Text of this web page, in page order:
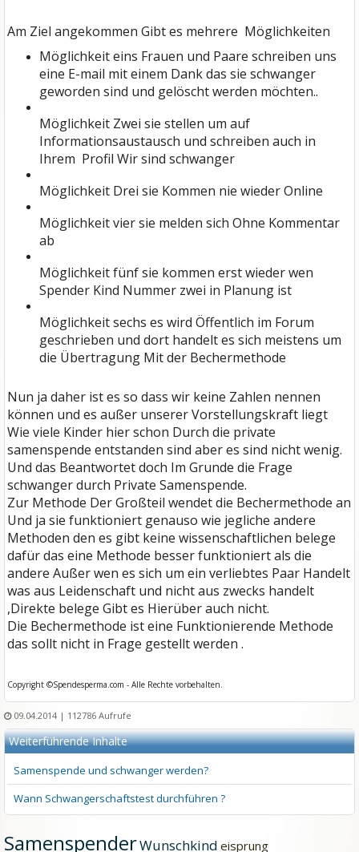
Am Ziel angekommen Gibt es mehrere Möglichkeiten
Möglichkeit eins Frauen und Paare schreiben uns
eine E-mail mit einem Dank das sie schwanger
geworden sind und gelöscht werden möchten..
Möglichkeit Zwei sie stellen um auf
Informationsaustausch und schreiben auch in
Ihrem Profil Wir sind schwanger
Möglichkeit Drei sie Kommen nie wieder Online
Möglichkeit vier sie melden sich Ohne Kommentar
ab
Möglichkeit fünf sie kommen erst wieder wen
Spender Kind Nummer zwei in Planung ist
Möglichkeit sechs es wird Öffentlich im Forum
geschrieben und dort handelt es sich meistens um
die Übertragung Mit der Bechermethode
Nun ja daher ist es so dass wir keine Zahlen nennen
können und es außer unserer Vorstellungskraft liegt
Wie viele Kinder hier schon Durch die private
samenspende entstanden sind aber es sind nicht wenig.
Und das Beantwortet doch Im Grunde die Frage
schwanger durch Private Samenspende.
Zur Methode Der Großteil wendet die Bechermethode an
Und ja sie funktioniert genauso wie jegliche andere
Methoden den es gibt keine wissenschaftlichen belege
dafür das eine Methode besser funktioniert als die
andere Außer wen es sich um ein verliebtes Paar Handelt
was aus Leidenschaft und nicht aus zwecks handelt
,Direkte belege Gibt es Hierüber auch nicht.
Die Bechermethode ist eine Funktionierende Methode
das sollt nicht in Frage gestellt werden .
Copyright ©Spendesperma.com - Alle Rechte vorbehalten.
09.04.2014 | 112786 Aufrufe
Weiterführende Inhalte
Samenspende und schwanger werden?
Wann Schwangerschaftstest durchführen ?
SamenspenderWunschkind eisprung